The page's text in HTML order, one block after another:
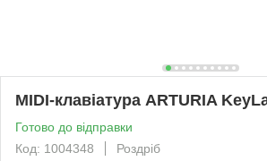
MIDI-клавіатура ARTURIA
Готово до відправки
Код: 1004348
Роздріб